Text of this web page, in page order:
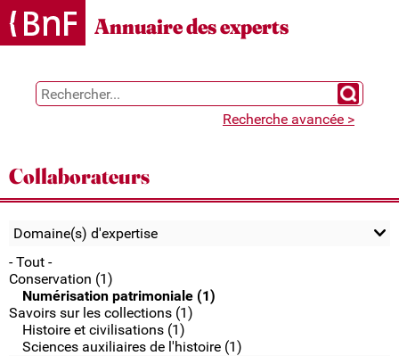
Gestion des cookies
Annuaire des experts
Chercher
Recherche avancée >
Collaborateurs
Domaine(s) d'expertise
- Tout -
Conservation (1)
Numérisation patrimoniale (1)
Savoirs sur les collections (1)
Histoire et civilisations (1)
Sciences auxiliaires de l'histoire (1)